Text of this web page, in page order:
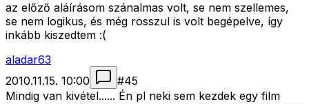
az előző aláírásom szánalmas volt, se nem szellemes,
se nem logikus, és még rosszul is volt begépelve, így
inkább kiszedtem :(
aladar63
2010.11.15. 10:00
#45
Mindig van kivétel...... Én pl neki sem kezdek egy film